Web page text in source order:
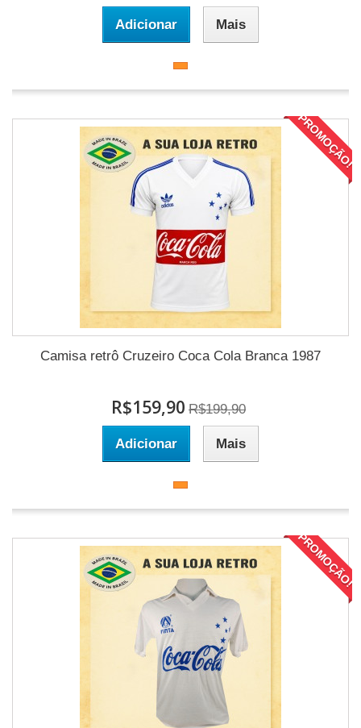
Adicionar Mais
PROMOÇÃO!
Camisa retrô Cruzeiro Coca Cola Branca 1987
R$159,90 R$199,90
Adicionar Mais
PROMOÇÃO!